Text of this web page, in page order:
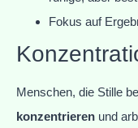
Fokus auf
Menschen, die Stille
konzentrieren und